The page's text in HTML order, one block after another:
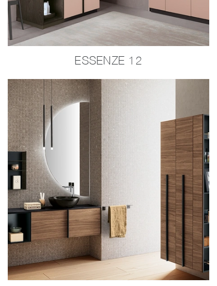
ESSENZE 12